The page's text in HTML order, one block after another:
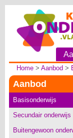
Home> Aanbod >
Aanbod
Basisonderwijs
Secundair onderwijs
Buitengewoon